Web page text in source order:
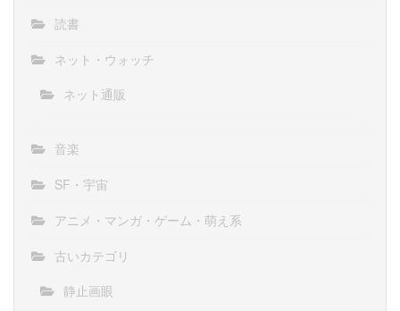
読書
ネット・ウォッチ
ネット通販
音楽
SF・宇宙
アニメ・マンガ・ゲーム・萌え系
古いカテゴリ
静止画眼